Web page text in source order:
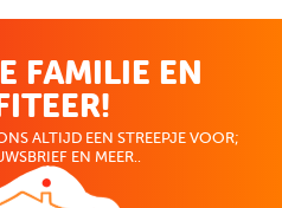
FAMILIE EN
ALTIJD EEN STREEPJE VOOR;
EN MEER..